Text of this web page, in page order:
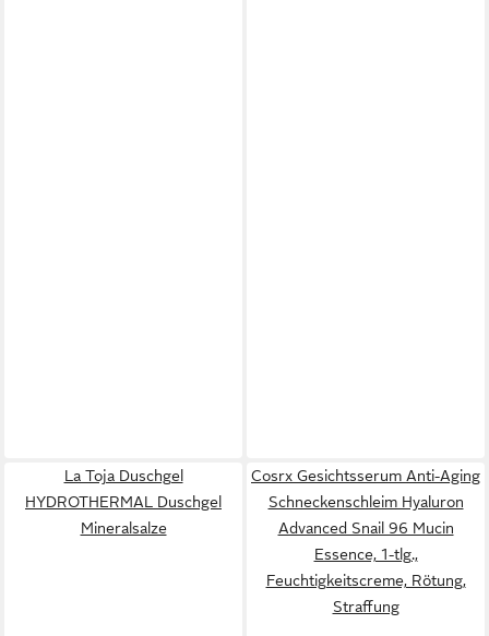
La Toja Duschgel
HYDROTHERMAL Duschgel
Mineralsalze
Cosrx Gesichtsserum Anti-Aging
Schneckenschleim Hyaluron
Advanced Snail 96 Mucin
Essence, 1-tlg.,
Feuchtigkeitscreme, Rötung,
Straffung